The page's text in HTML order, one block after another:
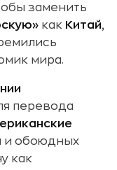
заменить
как Китай,
мира.
перевода
и обоюдных
как